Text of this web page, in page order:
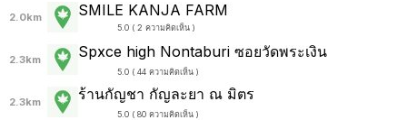
2.0km SMILE KANJA FARM
5.0 ( 2 ความคิดเห็น )
2.3km Spxce high Nontaburi ซอยวัดพระเงิน
5.0 ( 44 ความคิดเห็น )
2.3km ร้านกัญชา กัญละยา ณ มิตร
5.0 ( 80 ความคิดเห็น )